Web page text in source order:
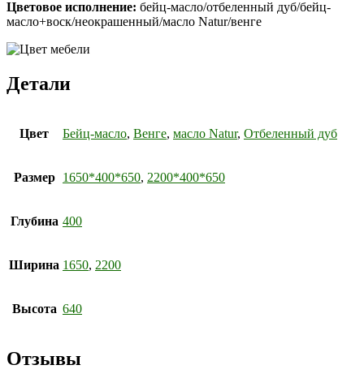
Цветовое исполнение: бейц-масло/отбеленный дуб/бейц-
масло+воск/неокрашенный/масло Natur/венге
Детали
Цвет Бейц-масло, Венге, масло Natur, Отбеленный дуб
Размер 1650*400*650, 2200*400*650
Глубина 400
Ширина 1650, 2200
Высота 640
Отзывы